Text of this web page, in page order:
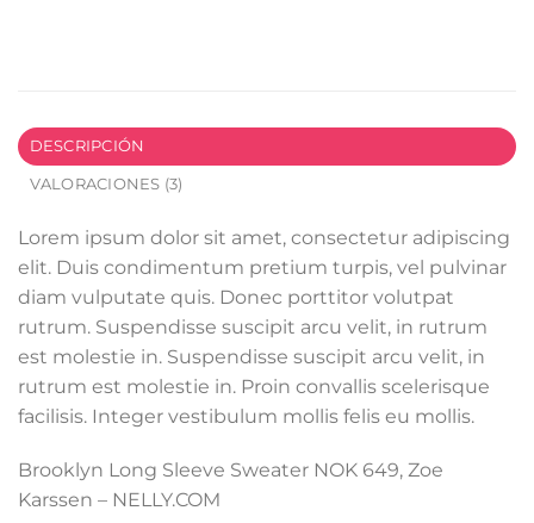
DESCRIPCIÓN
VALORACIONES (3)
Lorem ipsum dolor sit amet, consectetur adipiscing
elit. Duis condimentum pretium turpis, vel pulvinar
diam vulputate quis. Donec porttitor volutpat
rutrum. Suspendisse suscipit arcu velit, in rutrum
est molestie in. Suspendisse suscipit arcu velit, in
rutrum est molestie in. Proin convallis scelerisque
facilisis. Integer vestibulum mollis felis eu mollis.
Brooklyn Long Sleeve Sweater NOK 649, Zoe
Karssen – NELLY.COM